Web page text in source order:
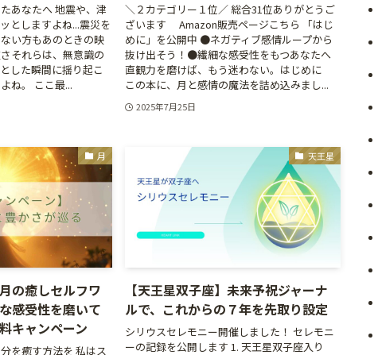
あなたへ 地震や、津
としますよね...震災を
い方もあのときの映
それらは、無意識の
した瞬間に揺り起こ
ね。 ここ最...
＼２カテゴリー１位／ 総合31位ありがとうご
ざいます Amazon販売ページこちら 「はじ
めに」を公開中 ●ネガティブ感情ループから
抜け出そう！●繊細な感受性をもつあなたへ
直観力を磨けば、もう迷わない。はじめに
この本に、月と感情の魔法を詰め込みまし...
2025年7月25日
月
の癒しセルフワ
感受性を磨いて
キャンペーン
を癒す方法を 私はス
天王星
【天王星双子座】未来予祝ジャーナ
ルで、これからの７年を先取り設定
シリウスセレモニー開催しました！ セレモニ
ーの記録を公開します 1. 天王星双子座入り